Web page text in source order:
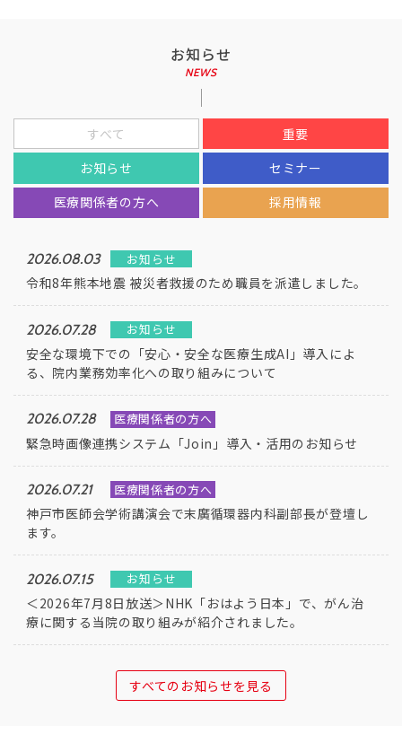
お知らせ
すべて
重要
お知らせ
セミナー
医療関係者の方へ
採用情報
2026.08.03 お知らせ
令和8年熊本地震 被災者救援のため職員を派遣しました。
2026.07.28 お知らせ
安全な環境下での「安心・安全な医療生成AI」導入によ
る、院内業務効率化への取り組みについて
2026.07.28 医療関係者の方へ
緊急時画像連携システム「Join」導入・活用のお知らせ
2026.07.21 医療関係者の方へ
神戸市医師会学術講演会で末廣循環器内科副部長が登壇し
ます。
2026.07.15 お知らせ
＜2026年7月8日放送＞NHK「おはよう日本」で、がん治
療に関する当院の取り組みが紹介されました。
すべてのお知らせを見る